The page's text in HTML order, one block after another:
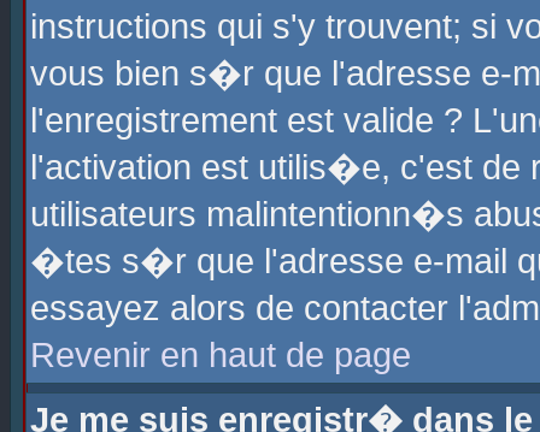
instructions qui s'y trouvent; si
vous bien s�r que l'adresse e-
l'enregistrement est valide ?
l'activation est utilis�e, c'est
utilisateurs malintentionn�s
�tes s�r que l'adresse e-mail
essayez alors de contacter
Revenir en haut de page
Je me suis enregistr� dans